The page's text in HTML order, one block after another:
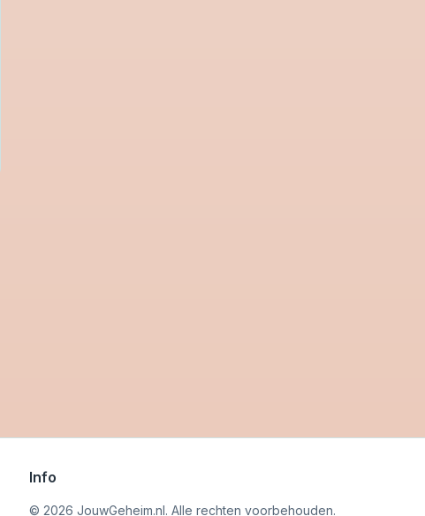
Info
© 2026 JouwGeheim.nl. Alle rechten voorbehouden.